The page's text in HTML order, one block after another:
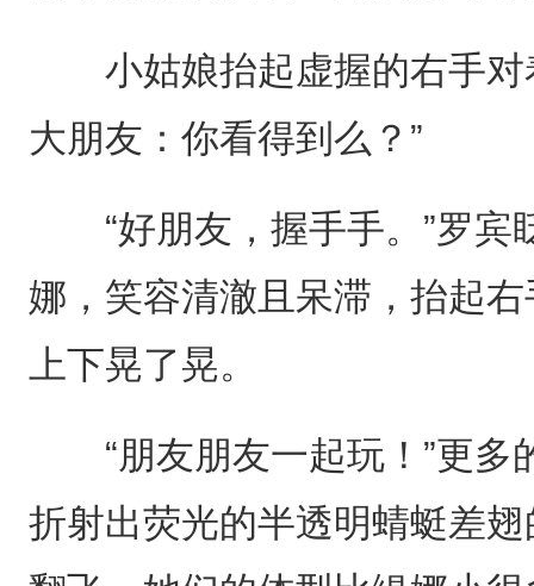
小姑娘抬起虚握的右手对
大朋友：你看得到么？”
“好朋友，握手手。”罗宾
娜，笑容清澈且呆滞，抬起
上下晃了晃。
“朋友朋友一起玩！”更多
折射出荧光的半透明蜻蜓差